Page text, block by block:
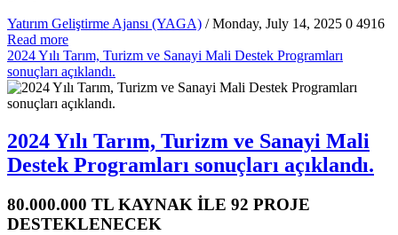
Yatırım Geliştirme Ajansı (YAGA) / Monday, July 14, 2025 0 4916
Read more
2024 Yılı Tarım, Turizm ve Sanayi Mali Destek Programları
sonuçları açıklandı.
2024 Yılı Tarım, Turizm ve Sanayi Mali
Destek Programları sonuçları açıklandı.
80.000.000 TL KAYNAK İLE 92 PROJE
DESTEKLENECEK